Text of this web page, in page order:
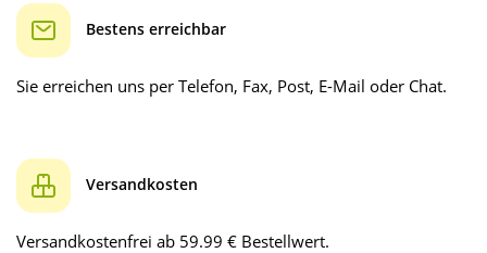
Bestens erreichbar
Sie erreichen uns per Telefon, Fax, Post, E-Mail oder Chat.
Versandkosten
Versandkostenfrei ab 59.99 € Bestellwert.